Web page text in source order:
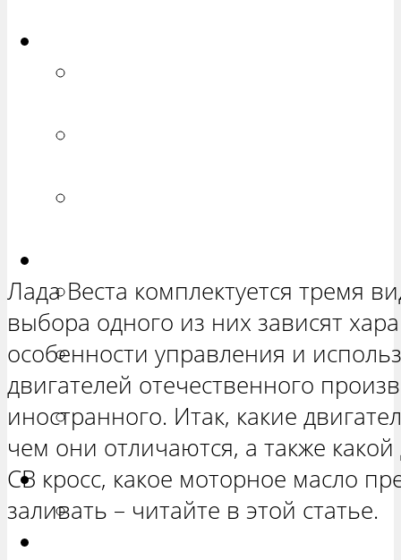
РЕМОНТ ВАЗ 21213 «НИВА
ТРЕХ-ДВЕРНАЯ»
ВАЗ 21214 «НИВА ТРЕХ-
ДВЕРНАЯ»
РЕМОНТ ВАЗ 2131 «НИВА
ЧЕТЫРЕХ-ДВЕРНАЯ»
Гранта
РЕМОНТ ВАЗ 2190 «ГРАНТА»
Лада Веста комплектуется тремя
выбора одного из них зависят
особенности управления и
двигателей отечественного
иностранного. Итак, какие
чем они отличаются, а также
СВ кросс, какое моторное масло
заливать – читайте в этой статье.